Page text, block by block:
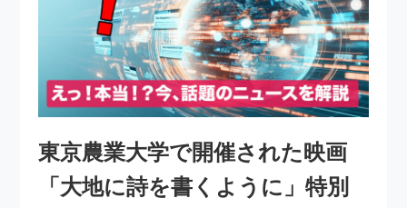
東京農業大学で開催された映画
「大地に詩を書くように」特別